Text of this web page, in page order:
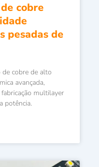
cobre
pesadas de
cobre de alto
avançada,
multilayer
potência.